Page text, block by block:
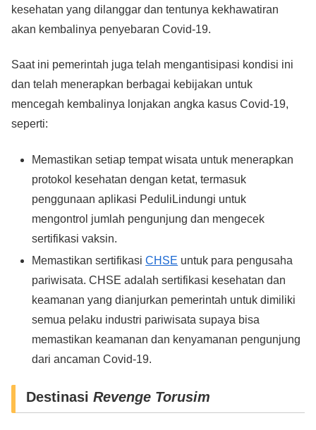
kesehatan yang dilanggar dan tentunya kekhawatiran
akan kembalinya penyebaran Covid-19.
Saat ini pemerintah juga telah mengantisipasi kondisi ini
dan telah menerapkan berbagai kebijakan untuk
mencegah kembalinya lonjakan angka kasus Covid-19,
seperti:
Memastikan setiap tempat wisata untuk menerapkan
protokol kesehatan dengan ketat, termasuk
penggunaan aplikasi PeduliLindungi untuk
mengontrol jumlah pengunjung dan mengecek
sertifikasi vaksin.
Memastikan sertifikasiCHSE untuk para pengusaha
pariwisata. CHSE adalah sertifikasi kesehatan dan
keamanan yang dianjurkan pemerintah untuk dimiliki
semua pelaku industri pariwisata supaya bisa
memastikan keamanan dan kenyamanan pengunjung
dari ancaman Covid-19.
Destinasi Revenge Torusim